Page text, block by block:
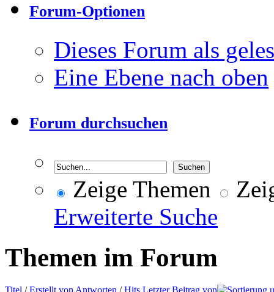
Forum-Optionen
Dieses Forum als
Eine Ebene nach oben
Forum durchsuchen
Zeige Themen
Erweiterte Suche
Themen im Forum
Titel /Erstellt von Antworten /Hits Letzter Beitrag von